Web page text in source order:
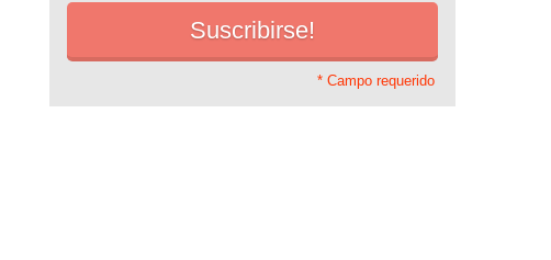
* Campo requerido